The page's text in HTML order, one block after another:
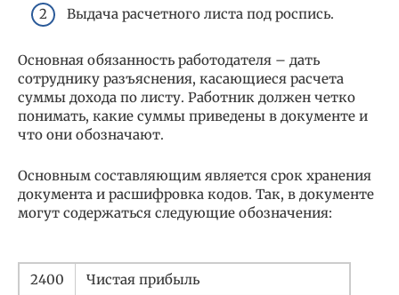
Выдача расчетного листа под роспись.
Основная обязанность работодателя – дать
сотруднику разъяснения, касающиеся расчета
суммы дохода по листу. Работник должен четко
понимать, какие суммы приведены в документе и
что они обозначают.
Основным составляющим является срок хранения
документа и расшифровка кодов. Так, в документе
могут содержаться следующие обозначения:
2400
Чистая прибыль